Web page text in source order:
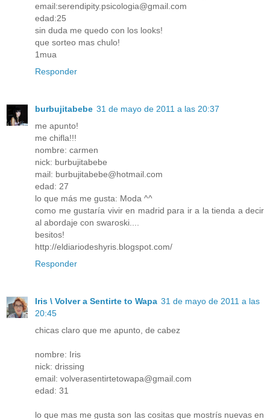
email:serendipity.psicologia@gmail.com
edad:25
sin duda me quedo con los looks!
que sorteo mas chulo!
1mua
Responder
burbujitabebe 31 de mayo de 2011 a las 20:37
me apunto!
me chifla!!!
nombre: carmen
nick: burbujitabebe
mail: burbujitabebe@hotmail.com
edad: 27
lo que más me gusta: Moda ^^
como me gustaría vivir en madrid para ir a la tienda a decir
al abordaje con swaroski....
besitos!
http://eldiariodeshyris.blogspot.com/
Responder
Iris \ Volver a Sentirte to Wapa 31 de mayo de 2011 a las
20:45
chicas claro que me apunto, de cabez
nombre: Iris
nick: drissing
email: volverasentirtetowapa@gmail.com
edad: 31
lo que mas me gusta son las cositas que mostrís nuevas en